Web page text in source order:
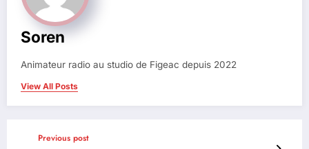
Soren
Animateur radio au studio de Figeac depuis 2022
View All Posts
Previous post